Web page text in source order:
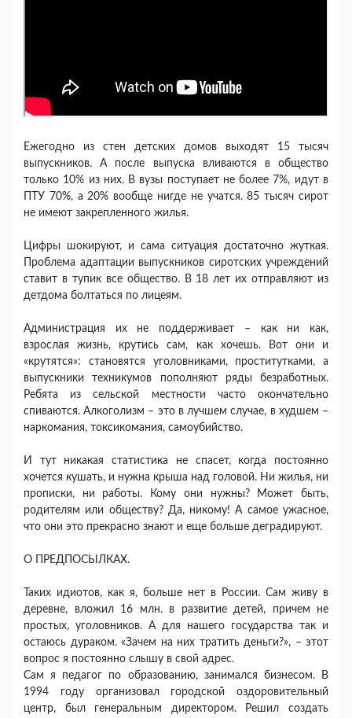
Ежегодно из стен детских домов выходят 15 тысяч
выпускников. А после выпуска вливаются в общество
только 10% из них. В вузы поступает не более 7%, идут в
ПТУ 70%, а 20% вообще нигде не учатся. 85 тысяч сирот
не имеют закрепленного жилья.
Цифры шокируют, и сама ситуация достаточно жуткая.
Проблема адаптации выпускников сиротских учреждений
ставит в тупик все общество. В 18 лет их отправляют из
детдома болтаться по лицеям.
Администрация их не поддерживает – как ни как,
взрослая жизнь, крутись сам, как хочешь. Вот они и
«крутятся»: становятся уголовниками, проститутками, а
выпускники техникумов пополняют ряды безработных.
Ребята из сельской местности часто окончательно
спиваются. Алкоголизм – это в лучшем случае, в худшем –
наркомания, токсикомания, самоубийство.
И тут никакая статистика не спасет, когда постоянно
хочется кушать, и нужна крыша над головой. Ни жилья, ни
прописки, ни работы. Кому они нужны? Может быть,
родителям или обществу? Да, никому! А самое ужасное,
что они это прекрасно знают и еще больше деградируют.
О ПРЕДПОСЫЛКАХ.
Таких идиотов, как я, больше нет в России. Сам живу в
деревне, вложил 16 млн. в развитие детей, причем не
простых, уголовников. А для нашего государства так и
остаюсь дураком. «Зачем на них тратить деньги?», – этот
вопрос я постоянно слышу в свой адрес.
Сам я педагог по образованию, занимался бизнесом. В
1994 году организовал городской оздоровительный
центр, был генеральным директором. Решил создать